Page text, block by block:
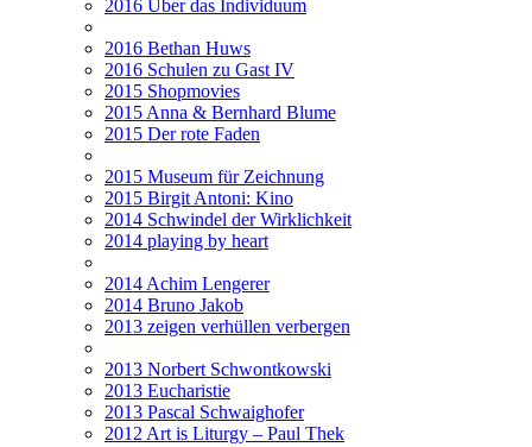
2016 Über das Individuum
2016 Bethan Huws
2016 Schulen zu Gast IV
2015 Shopmovies
2015 Anna & Bernhard Blume
2015 Der rote Faden
2015 Museum für Zeichnung
2015 Birgit Antoni: Kino
2014 Schwindel der Wirklichkeit
2014 playing by heart
2014 Achim Lengerer
2014 Bruno Jakob
2013 zeigen verhüllen verbergen
2013 Norbert Schwontkowski
2013 Eucharistie
2013 Pascal Schwaighofer
2012 Art is Liturgy – Paul Thek